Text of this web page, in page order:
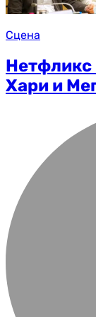
Сцена
Нетфликс
Хари и